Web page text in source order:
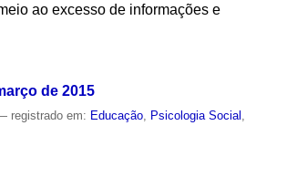
ao excesso de informações e
de 2015
registrado em: Educação Psicologia Social